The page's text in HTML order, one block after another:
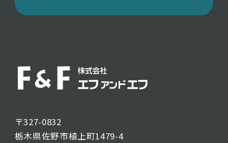
〒327-0832
栃木県佐野市植上町1479-4